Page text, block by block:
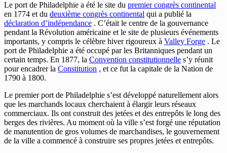
Le port de Philadelphie a été le site du premier congrès continental
en 1774 et du deuxième congrès continental qui a publié la
déclaration d’indépendance . C’était le centre de la gouvernance
pendant la Révolution américaine et le site de plusieurs événements
importants, y compris le célèbre hiver rigoureux à Valley Forge . Le
port de Philadelphie a été occupé par les Britanniques pendant un
certain temps. En 1877, la Convention constitutionnelle s’y réunit
pour encadrer la Constitution , et ce fut la capitale de la Nation de
1790 à 1800.
Le premier port de Philadelphie s’est développé naturellement alors
que les marchands locaux cherchaient à élargir leurs réseaux
commerciaux. Ils ont construit des jetées et des entrepôts le long des
berges des rivières. Au moment où la ville s’est forgé une réputation
de manutention de gros volumes de marchandises, le gouvernement
de la ville a commencé à construire ses propres jetées et entrepôts.